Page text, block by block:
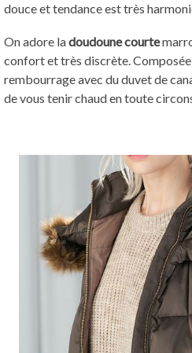
douce et tendance est très
On adore ladoudoune courte
confort et très discrète.
rembourrage avec du duvet de
de vous tenir chaud en toute